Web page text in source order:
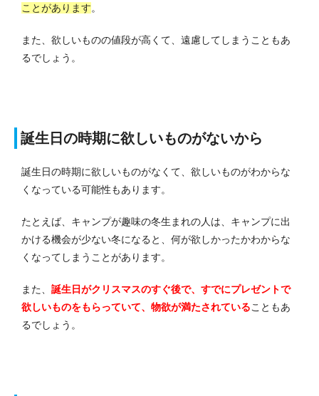
ことがあります。
また、欲しいものの値段が高くて、遠慮してしまうこともあ
るでしょう。
誕生日の時期に欲しいものがないから
誕生日の時期に欲しいものがなくて、欲しいものがわからな
くなっている可能性もあります。
たとえば、キャンプが趣味の冬生まれの人は、キャンプに出
かける機会が少ない冬になると、何が欲しかったかわからな
くなってしまうことがあります。
また、 誕生日がクリスマスのすぐ後で、すでにプレゼントで
欲しいものをもらっていて、物欲が満たされていることもあ
るでしょう。